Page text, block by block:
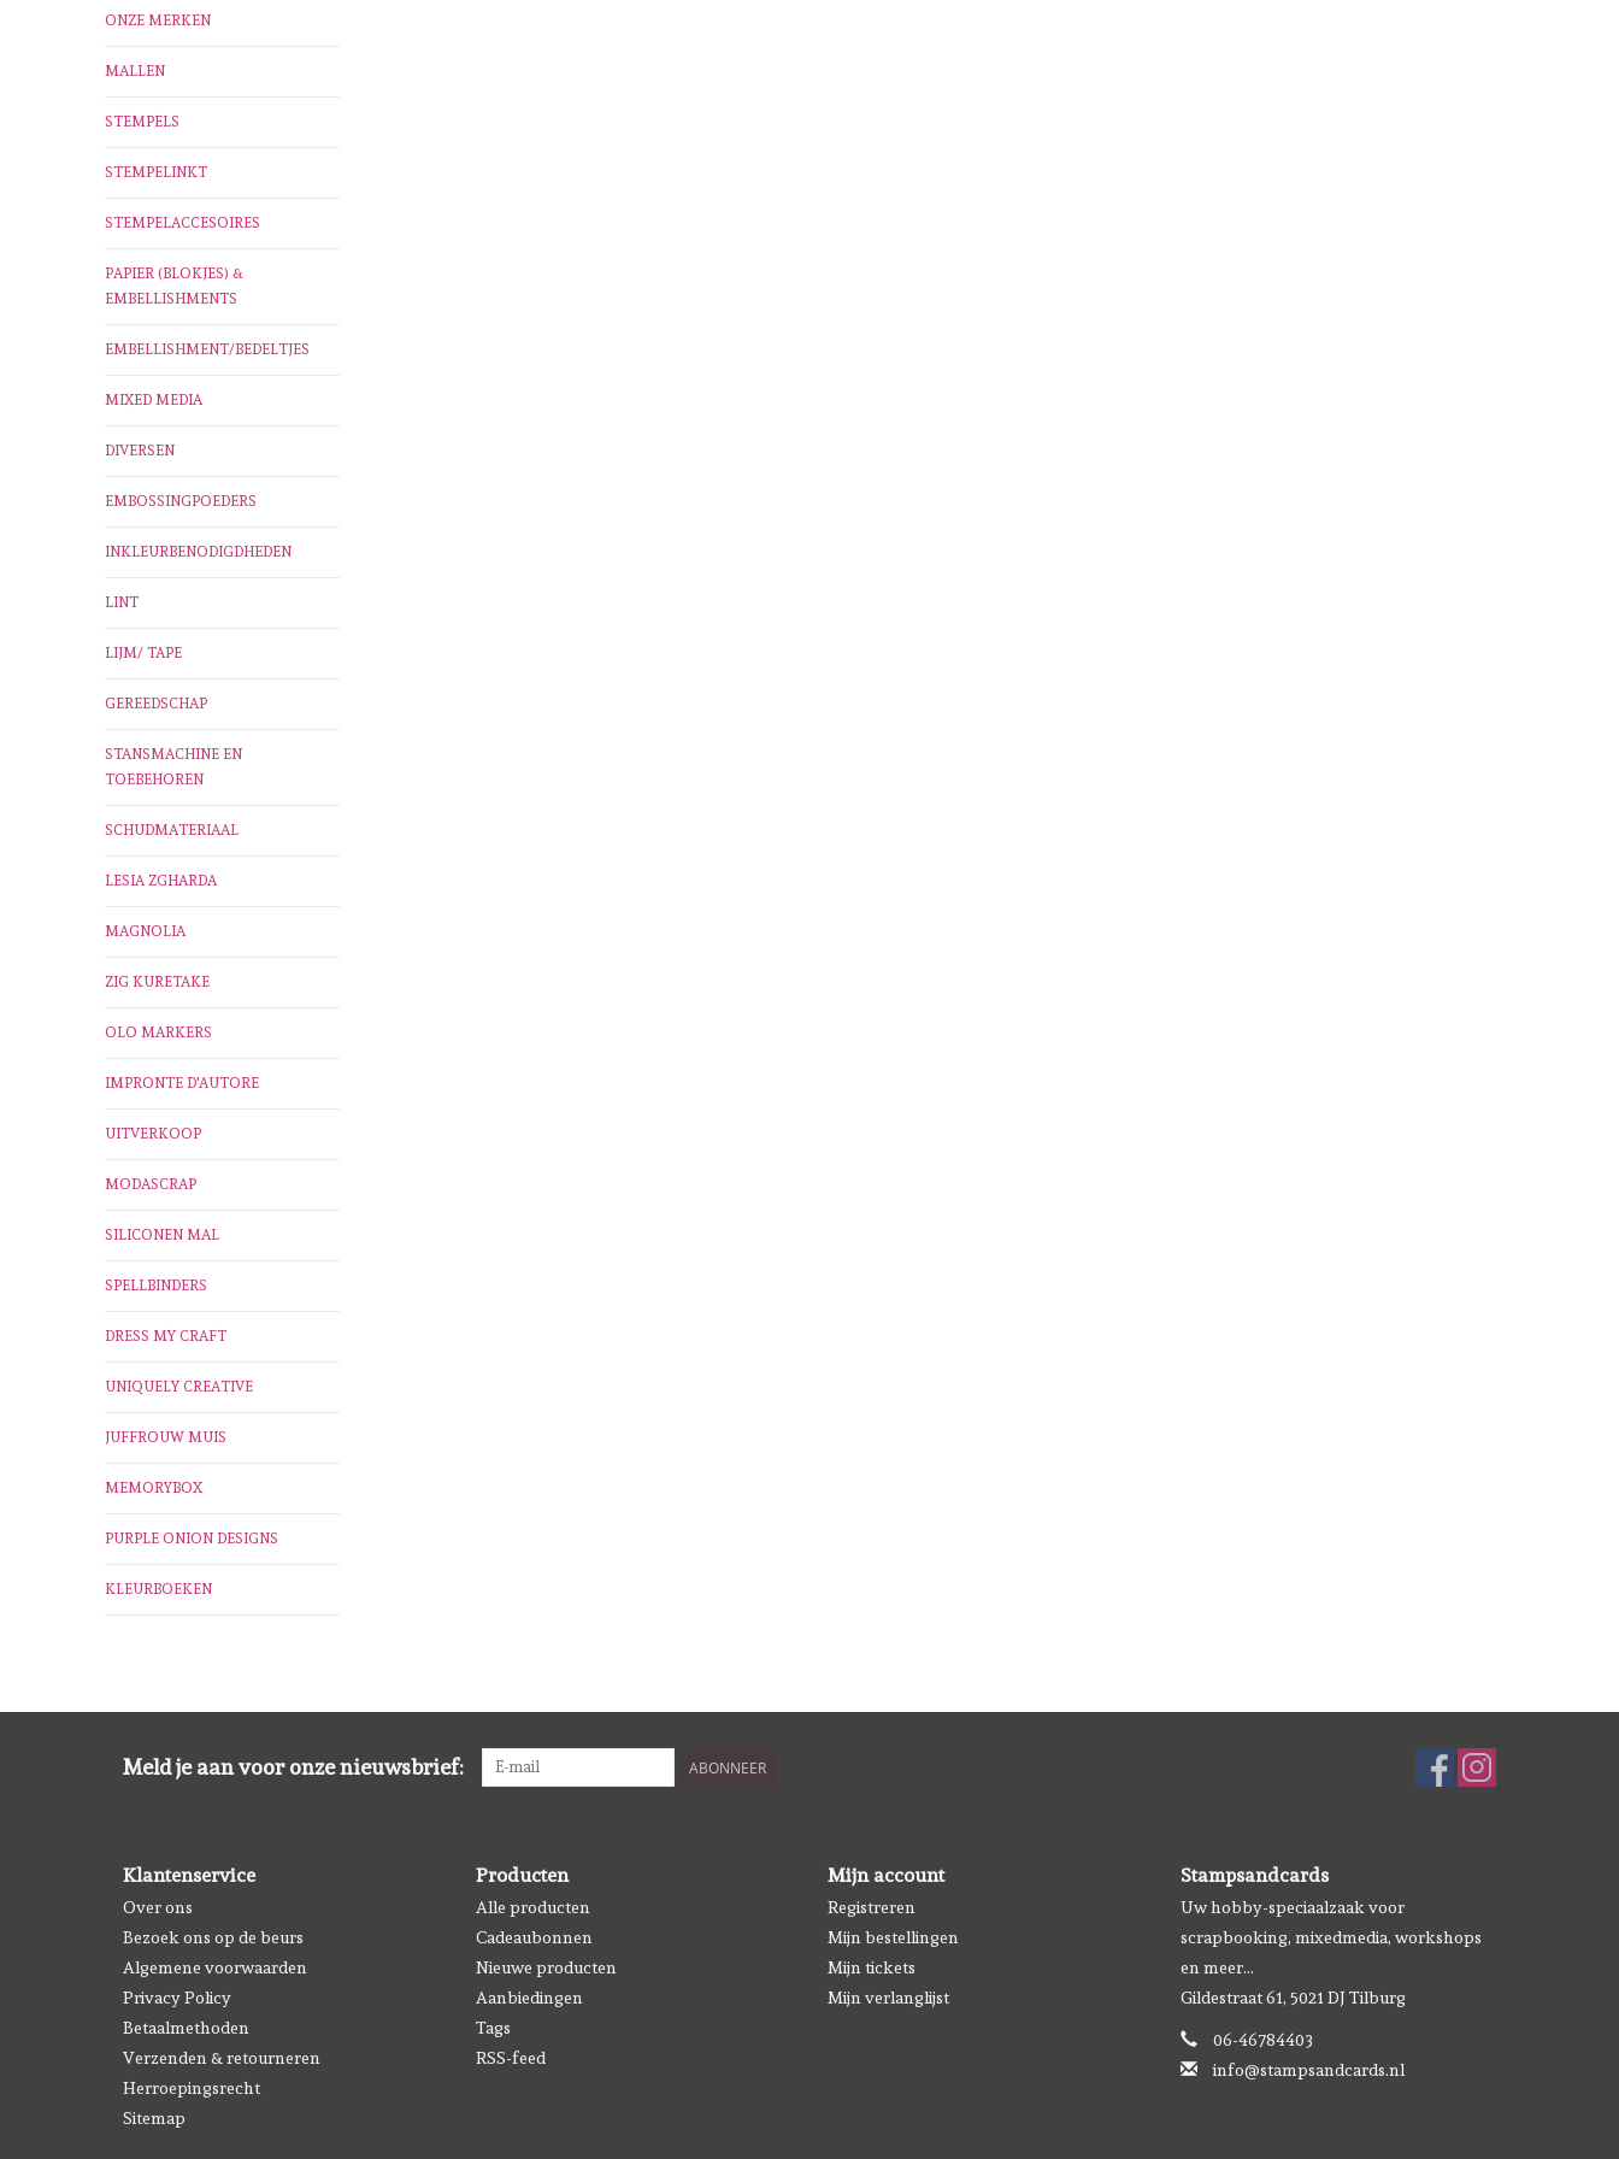
ONZE MERKEN
MALLEN
STEMPELS
STEMPELINKT
STEMPELACCESOIRES
PAPIER (BLOKJES) &
EMBELLISHMENTS
EMBELLISHMENT/BEDELTJES
MIXED MEDIA
DIVERSEN
EMBOSSINGPOEDERS
INKLEURBENODIGDHEDEN
LINT
LIJM/ TAPE
GEREEDSCHAP
STANSMACHINE EN
TOEBEHOREN
SCHUDMATERIAAL
LESIA ZGHARDA
MAGNOLIA
ZIG KURETAKE
OLO MARKERS
IMPRONTE D'AUTORE
UITVERKOOP
MODASCRAP
SILICONEN MAL
SPELLBINDERS
DRESS MY CRAFT
UNIQUELY CREATIVE
JUFFROUW MUIS
MEMORYBOX
PURPLE ONION DESIGNS
KLEURBOEKEN
Meld je aan voor onze nieuwsbrief: ABONNEER
Klantenservice
Over ons
Bezoek ons op de beurs
Algemene voorwaarden
Privacy Policy
Betaalmethoden
Verzenden & retourneren
Herroepingsrecht
Sitemap
Producten
Alle producten
Cadeaubonnen
Nieuwe producten
Aanbiedingen
Tags
RSS-feed
Mijn account
Registreren
Mijn bestellingen
Mijn tickets
Mijn verlanglijst
Stampsandcards
Uw hobby-speciaalzaak voor
scrapbooking, mixedmedia, workshops
en meer...
Gildestraat 61, 5021 DJ Tilburg
06-46784403
info@stampsandcards.nl